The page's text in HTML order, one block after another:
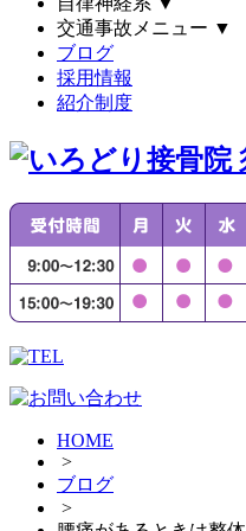
交通事故メニュー ▼
ブログ
採用情報
紹介制度
HOME
>
ブログ
>